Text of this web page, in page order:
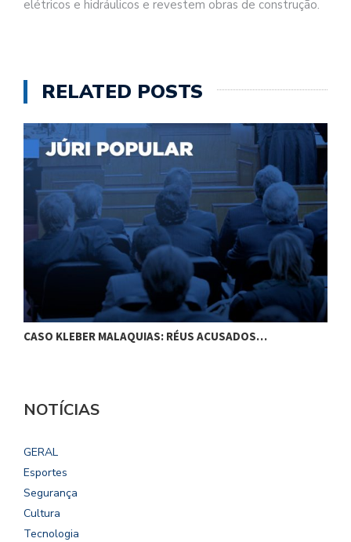
elétricos e hidráulicos e revestem obras de construção.
RELATED POSTS
CASO KLEBER MALAQUIAS: RÉUS ACUSADOS…
NOTÍCIAS
GERAL
Esportes
Segurança
Cultura
Tecnologia